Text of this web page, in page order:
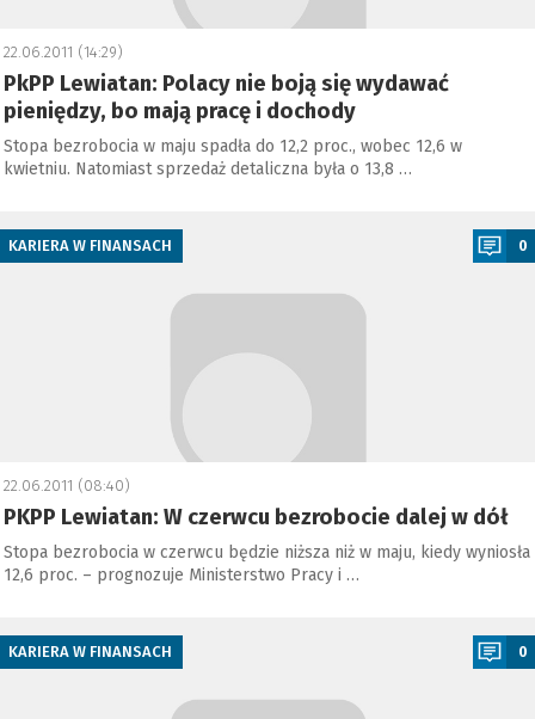
22.06.2011 (14:29)
PkPP Lewiatan: Polacy nie boją się wydawać
pieniędzy, bo mają pracę i dochody
Stopa bezrobocia w maju spadła do 12,2 proc., wobec 12,6 w
kwietniu. Natomiast sprzedaż detaliczna była o 13,8 …
KARIERA W FINANSACH 0
22.06.2011 (08:40)
PKPP Lewiatan: W czerwcu bezrobocie dalej w dół
Stopa bezrobocia w czerwcu będzie niższa niż w maju, kiedy wyniosła
12,6 proc. – prognozuje Ministerstwo Pracy i …
KARIERA W FINANSACH 0